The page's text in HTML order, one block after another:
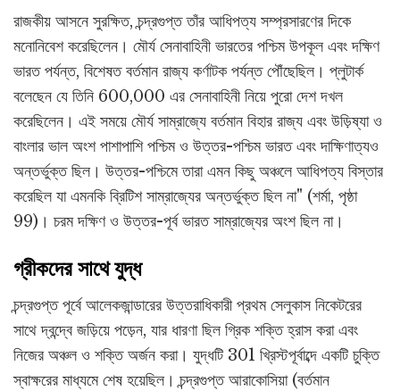
রাজকীয় আসনে সুরক্ষিত, চন্দ্রগুপ্ত তাঁর আধিপত্য সম্প্রসারণের দিকে
মনোনিবেশ করেছিলেন। মৌর্য সেনাবাহিনী ভারতের পশ্চিম উপকূল এবং দক্ষিণ
ভারত পর্যন্ত, বিশেষত বর্তমান রাজ্য কর্ণাটক পর্যন্ত পৌঁছেছিল। প্লুটার্ক
বলেছেন যে তিনি 600,000 এর সেনাবাহিনী নিয়ে পুরো দেশ দখল
করেছিলেন। এই সময়ে মৌর্য সাম্রাজ্যে বর্তমান বিহার রাজ্য এবং উড়িষ্যা ও
বাংলার ভাল অংশ পাশাপাশি পশ্চিম ও উত্তর-পশ্চিম ভারত এবং দাক্ষিণাত্যও
অন্তর্ভুক্ত ছিল। উত্তর-পশ্চিমে তারা এমন কিছু অঞ্চলে আধিপত্য বিস্তার
করেছিল যা এমনকি ব্রিটিশ সাম্রাজ্যের অন্তর্ভুক্ত ছিল না" (শর্মা, পৃষ্ঠা
99)। চরম দক্ষিণ ও উত্তর-পূর্ব ভারত সাম্রাজ্যের অংশ ছিল না।
গ্রীকদের সাথে যুদ্ধ
চন্দ্রগুপ্ত পূর্বে আলেকজান্ডারের উত্তরাধিকারী প্রথম সেলুকাস নিকেটরের
সাথে দ্বন্দ্বে জড়িয়ে পড়েন, যার ধারণা ছিল গ্রিক শক্তি হ্রাস করা এবং
নিজের অঞ্চল ও শক্তি অর্জন করা। যুদ্ধটি 301 খ্রিস্টপূর্বাব্দে একটি চুক্তি
স্বাক্ষরের মাধ্যমে শেষ হয়েছিল। চন্দ্রগুপ্ত আরাকোসিয়া (বর্তমান